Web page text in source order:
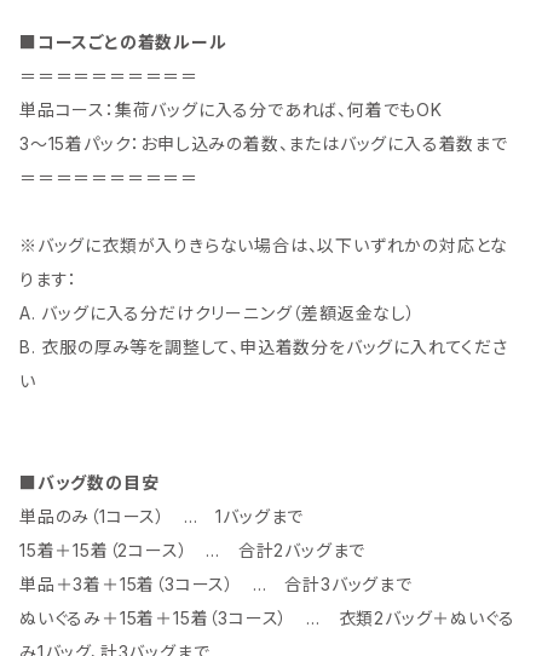
■コースごとの着数ルール
＝＝＝＝＝＝＝＝＝＝
単品コース：集荷バッグに入る分であれば、何着でもOK
3〜15着パック：お申し込みの着数、またはバッグに入る着数まで
＝＝＝＝＝＝＝＝＝＝
※バッグに衣類が入りきらない場合は、以下いずれかの対応とな
ります：
A. バッグに入る分だけクリーニング（差額返金なし）
B. 衣服の厚み等を調整して、申込着数分をバッグに入れてくださ
い
■バッグ数の目安
単品のみ（1コース） … 1バッグまで
15着＋15着（2コース） … 合計2バッグまで
単品＋3着＋15着（3コース） … 合計3バッグまで
ぬいぐるみ＋15着＋15着（3コース） … 衣類2バッグ＋ぬいぐる